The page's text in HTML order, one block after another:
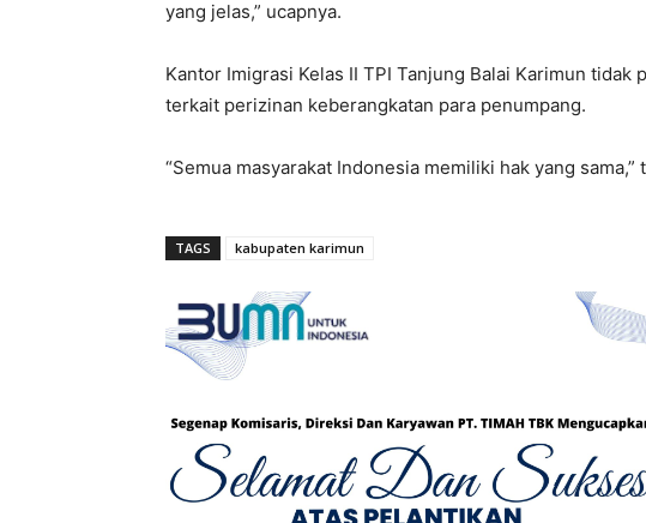
yang jelas,” ucapnya.
Kantor Imigrasi Kelas II TPI Tanjung Balai Karimun
terkait perizinan keberangkatan para penumpang.
“Semua masyarakat Indonesia memiliki hak yang sama,”
TAGS kabupaten karimun